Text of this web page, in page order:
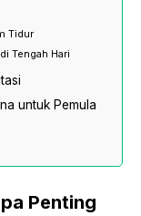
Tidur
Tengah Hari
untuk Pemula
Penting